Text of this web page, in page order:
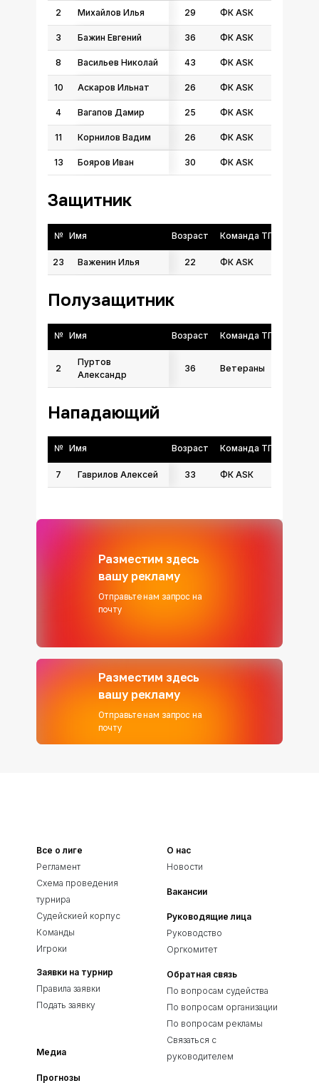
2 Михайлов Илья 29 ФК АSК
3 Бажин Евгений 36 ФК АSК
8 Васильев Николай 43 ФК АSК
10 Аскаров Ильнат 26 ФК АSК
4 Вагапов Дамир 25 ФК АSК
11 Корнилов Вадим 26 ФК АSК
13 Бояров Иван 30 ФК АSК
Защитник
№ Имя Возраст Команда ТГФФ
23 Важенин Илья 22 ФК ASK
Полузащитник
№ Имя Возраст Команда ТГФФ
2
Пуртов
Александр
36 Ветераны
Нападающий
№ Имя Возраст Команда ТГФФ
7 Гаврилов Алексей 33 ФК АSК
Разместим здесь
вашу рекламу
Отправьте нам запрос на
почту
Разместим здесь
вашу рекламу
Отправьте нам запрос на
почту
Все о лиге
Регламент
Схема проведения
турнира
Судейскией корпус
Команды
Игроки
Заявки на турнир
Правила заявки
Подать заявку
Медиа
Прогнозы
О нас
Новости
Вакансии
Руководящие лица
Руководство
Оргкомитет
Обратная связь
По вопросам судейства
По вопросам организации
По вопросам рекламы
Связаться с
руководителем